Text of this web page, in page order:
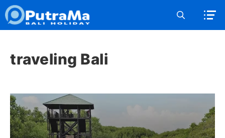
Langsung
ke
isi
traveling Bali